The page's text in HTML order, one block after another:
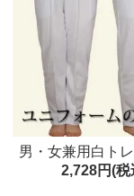
男・女兼用白ト
パンツ ジャージ
2,728円(税